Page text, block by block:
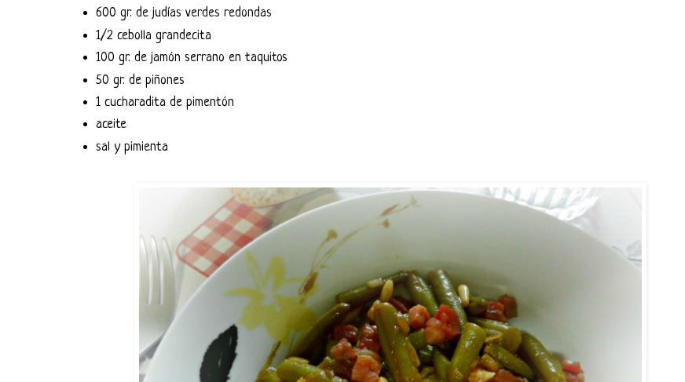
600 gr. de judías verdes redondas
1/2 cebolla grandecita
100 gr. de jamón serrano en taquitos
50 gr. de piñones
1 cucharadita de pimentón
aceite
sal y pimienta